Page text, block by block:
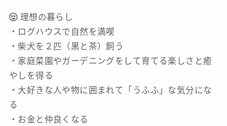
理想の暮らし
・ログハウスで自然を満喫
・柴犬を２匹（黒と茶）飼う
・家庭菜園やガーデニングをして育てる楽しさと癒
やしを得る
・大好きな人や物に囲まれて「うふふ」な気分にな
る
・お金と仲良くなる